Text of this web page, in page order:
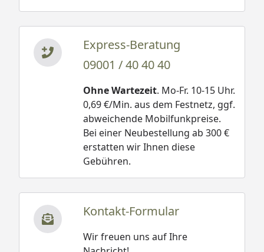
Express-Beratung
09001 / 40 40 40
Ohne Wartezeit. Mo-Fr. 10-15 Uhr.
0,69 €/Min. aus dem Festnetz, ggf.
abweichende Mobilfunkpreise.
Bei einer Neubestellung ab 300 €
erstatten wir Ihnen diese
Gebühren.
Kontakt-Formular
Wir freuen uns auf Ihre